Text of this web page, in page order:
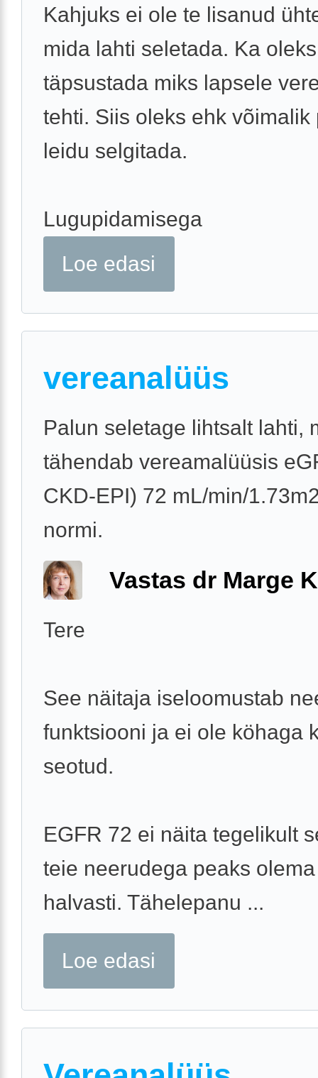
Kahjuks ei ole te lisanud
mida lahti seletada. Ka
täpsustada miks lapsele
tehti. Siis oleks ehk võimalik
leidu selgitada.
Lugupidamisega
Loe edasi
vereanalüüs
Palun seletage lihtsalt lahti,
tähendab vereamalüüsis
CKD-EPI) 72 mL/min/
normi.
Vastas dr Marge
Tere
See näitaja iseloomustab
funktsiooni ja ei ole köhaga
seotud.
EGFR 72 ei näita tegelikult
teie neerudega peaks
halvasti. Tähelepanu ...
Loe edasi